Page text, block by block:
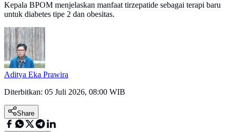
Kepala BPOM menjelaskan manfaat tirzepatide sebagai terapi baru
untuk diabetes tipe 2 dan obesitas.
Aditya Eka Prawira
Diterbitkan: 05 Juli 2026, 08:00 WIB
Share